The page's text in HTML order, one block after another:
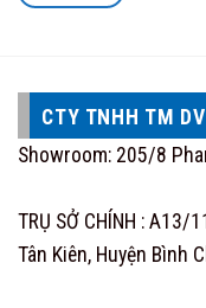
multiple
variants.
The
may
be
CTY TNHH TM
Showroom: 205/8
TRỤ SỞ CHÍNH : A13/
Tân Kiên, Huyện Bình